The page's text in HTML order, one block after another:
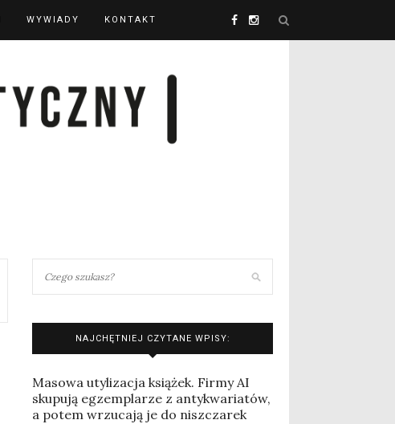
WYWIADY KONTAKT
NAJCHĘTNIEJ CZYTANE WPISY:
Masowa utylizacja książek. Firmy AI
skupują egzemplarze z antykwariatów,
a potem wrzucają je do niszczarek